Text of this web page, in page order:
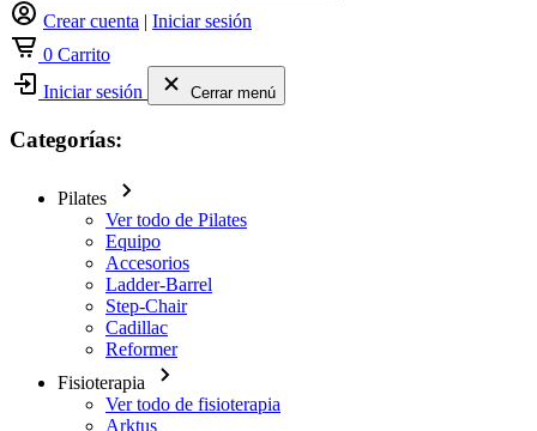
Crear cuenta | Iniciar sesión
0 Carrito
Iniciar sesión
Cerrar menú
Categorías:
Pilates
Ver todo de Pilates
Equipo
Accesorios
Ladder-Barrel
Step-Chair
Cadillac
Reformer
Fisioterapia
Ver todo de fisioterapia
Arktus